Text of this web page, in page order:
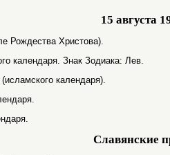
15 августа
Рождества Христова).
календаря. Знак Зодиака: Лев.
календаря).
Славянские